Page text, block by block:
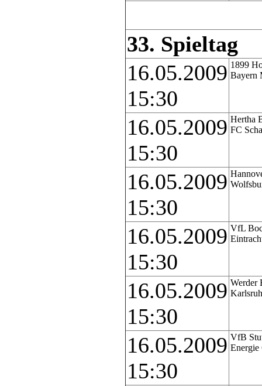
33. Spieltag
16.05.2009
15:30
1899
Bayern
16.05.2009
15:30
Hertha
FC
16.05.2009
15:30
16.05.2009
15:30
VfL
16.05.2009
15:30
Werder
16.05.2009
15:30
VfB
Energie